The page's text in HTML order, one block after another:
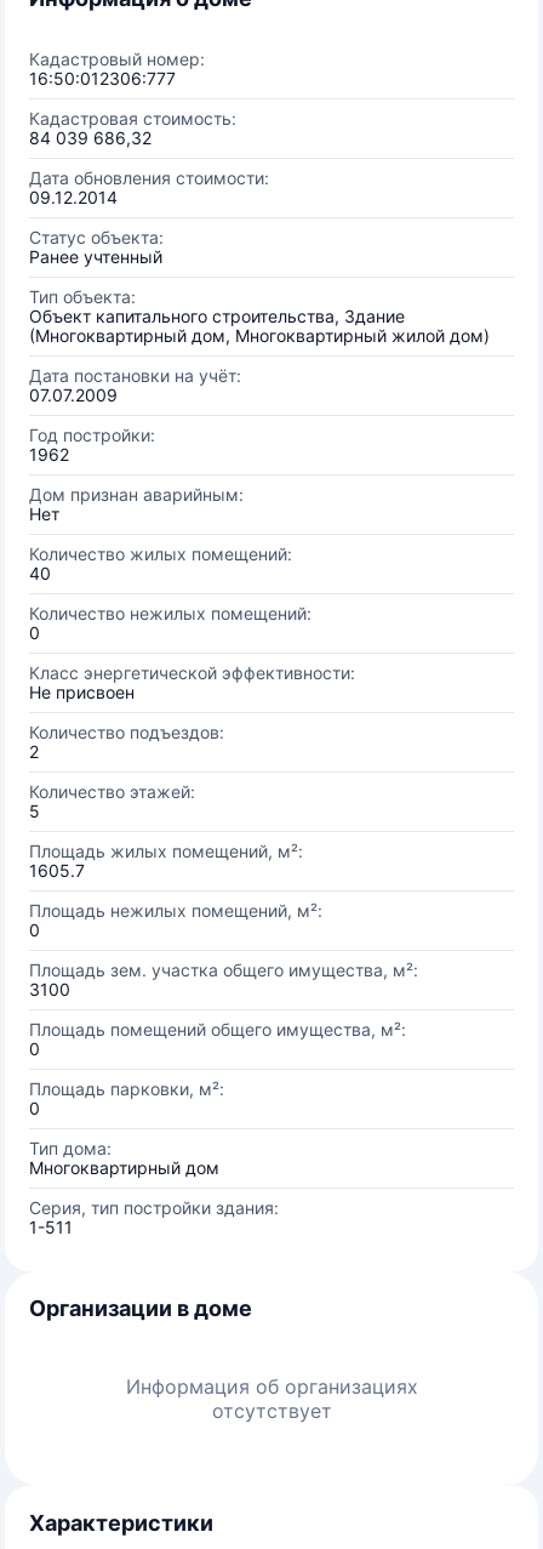
Кадастровый номер:
16:50:012306:777
Кадастровая стоимость:
84 039 686,32
Дата обновления стоимости:
09.12.2014
Статус объекта:
Ранее учтенный
Тип объекта:
Объект капитального строительства, Здание
(Многоквартирный дом, Многоквартирный жилой дом)
Дата постановки на учёт:
07.07.2009
Год постройки:
1962
Дом признан аварийным:
Нет
Количество жилых помещений:
40
Количество нежилых помещений:
0
Класс энергетической эффективности:
Не присвоен
Количество подъездов:
2
Количество этажей:
5
Площадь жилых помещений, м²:
1605.7
Площадь нежилых помещений, м²:
0
Площадь зем. участка общего имущества, м²:
3100
Площадь помещений общего имущества, м²:
0
Площадь парковки, м²:
0
Тип дома:
Многоквартирный дом
Серия, тип постройки здания:
1-511
Организации в доме
Информация об организациях
отсутствует
Характеристики